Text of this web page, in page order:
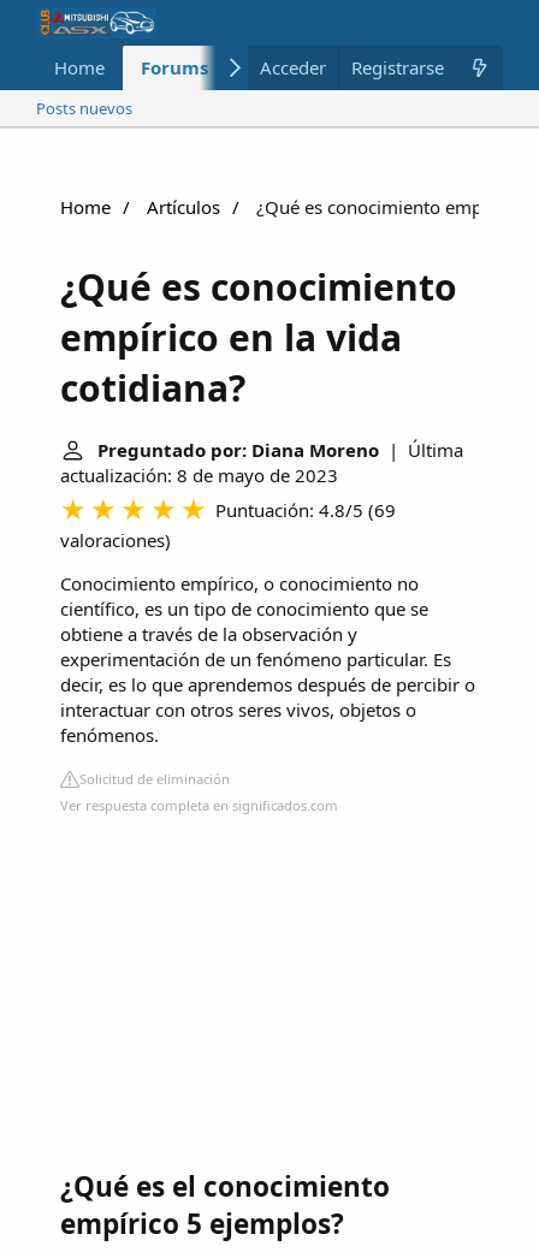
Home Forums Nuevo Miembros
Acceder Registrarse
Posts nuevos
Home Artículos ¿Qué es conocimiento empírico
¿Qué es conocimiento
empírico en la vida
cotidiana?
Preguntado por: Diana Moreno | Última
actualización: 8 de mayo de 2023
Puntuación: 4.8/5 (69
valoraciones)
Conocimiento empírico, o conocimiento no
científico, es un tipo de conocimiento que se
obtiene a través de la observación y
experimentación de un fenómeno particular. Es
decir, es lo que aprendemos después de percibir o
interactuar con otros seres vivos, objetos o
fenómenos.
Solicitud de eliminación
Ver respuesta completa en significados.com
¿Qué es el conocimiento
empírico 5 ejemplos?